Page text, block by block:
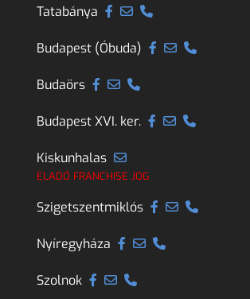
Tatabánya
Budapest (Óbuda)
Budaörs
Budapest XVI. ker.
Kiskunhalas
ELADÓ FRANCHISE JOG
Szigetszentmiklós
Nyíregyháza
Szolnok